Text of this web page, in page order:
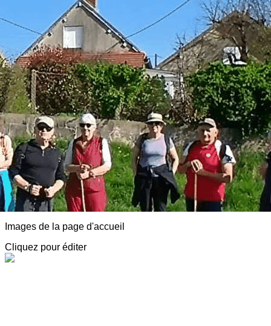
Exporter les lignes sélectionnées
Exporter toutes les colonnes
Exporter uniquement les colonnes affichées
Menu
<
>
AVF Luzy Morvan
Adhésion
Animations
Détentes, Visites et Conférences
Partenaires, Spectacles, Infos diverses
Notre agenda
Adresses sympa
Actualité
?>
Images de la page d'accueil
Cliquez pour éditer